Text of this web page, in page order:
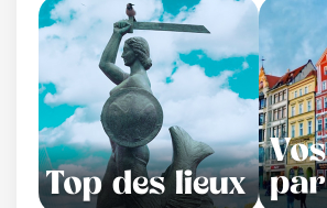
Continuer avec
ou connectez-vous par